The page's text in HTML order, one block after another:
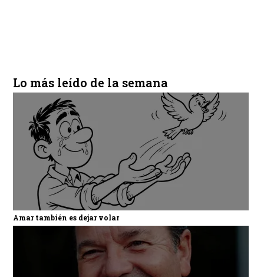
Lo más leído de la semana
Amar también es dejar volar